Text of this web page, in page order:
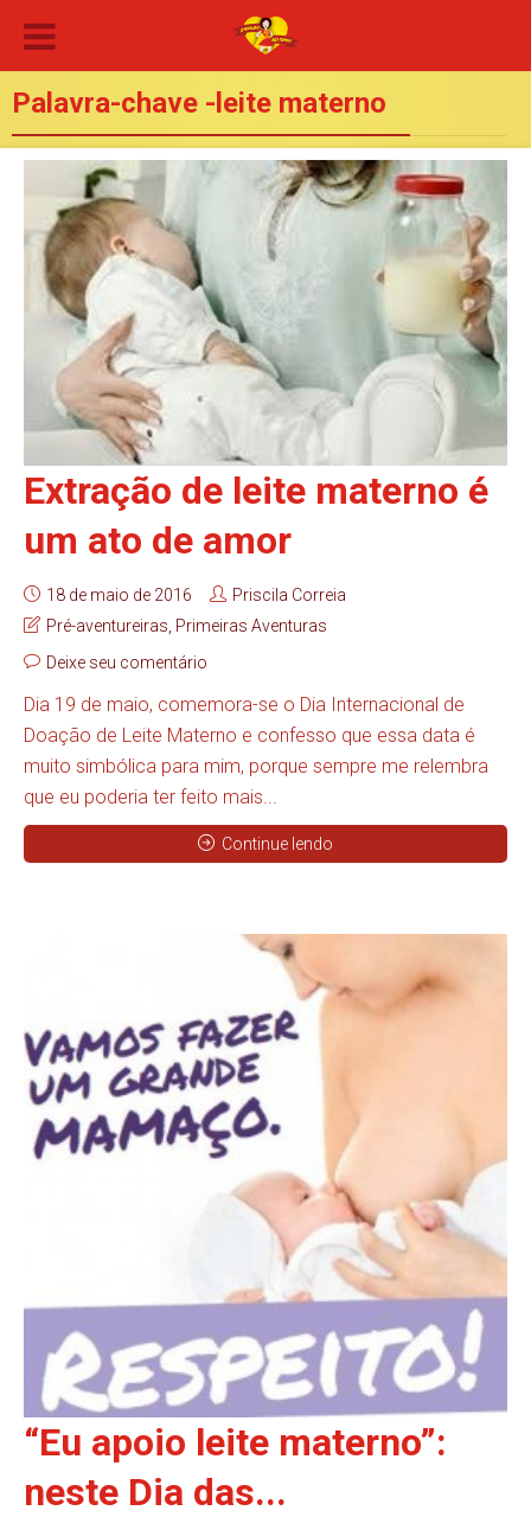
Palavra-chave -leite materno
Extração de leite materno é
um ato de amor
18 de maio de 2016
Priscila Correia
Pré-aventureiras, Primeiras Aventuras
Deixe seu comentário
Dia 19 de maio, comemora-se o Dia Internacional de
Doação de Leite Materno e confesso que essa data é
muito simbólica para mim, porque sempre me relembra
que eu poderia ter feito mais...
Continue lendo
“Eu apoio leite materno”:
neste Dia das...